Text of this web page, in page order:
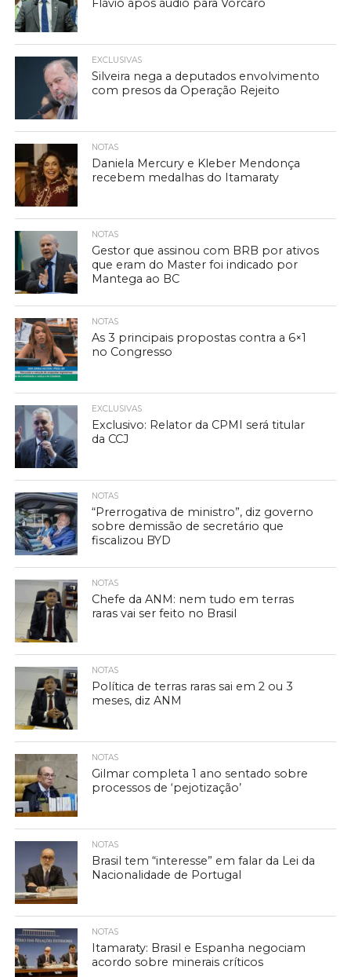
Flávio após áudio para Vorcaro
EXCLUSIVAS
Silveira nega a deputados envolvimento
com presos da Operação Rejeito
NOTAS
Daniela Mercury e Kleber Mendonça
recebem medalhas do Itamaraty
NOTAS
Gestor que assinou com BRB por ativos
que eram do Master foi indicado por
Mantega ao BC
NOTAS
As 3 principais propostas contra a 6×1
no Congresso
EXCLUSIVAS
Exclusivo: Relator da CPMI será titular
da CCJ
NOTAS
“Prerrogativa de ministro”, diz governo
sobre demissão de secretário que
fiscalizou BYD
NOTAS
Chefe da ANM: nem tudo em terras
raras vai ser feito no Brasil
NOTAS
Política de terras raras sai em 2 ou 3
meses, diz ANM
NOTAS
Gilmar completa 1 ano sentado sobre
processos de ‘pejotização’
NOTAS
Brasil tem “interesse” em falar da Lei da
Nacionalidade de Portugal
NOTAS
Itamaraty: Brasil e Espanha negociam
acordo sobre minerais críticos